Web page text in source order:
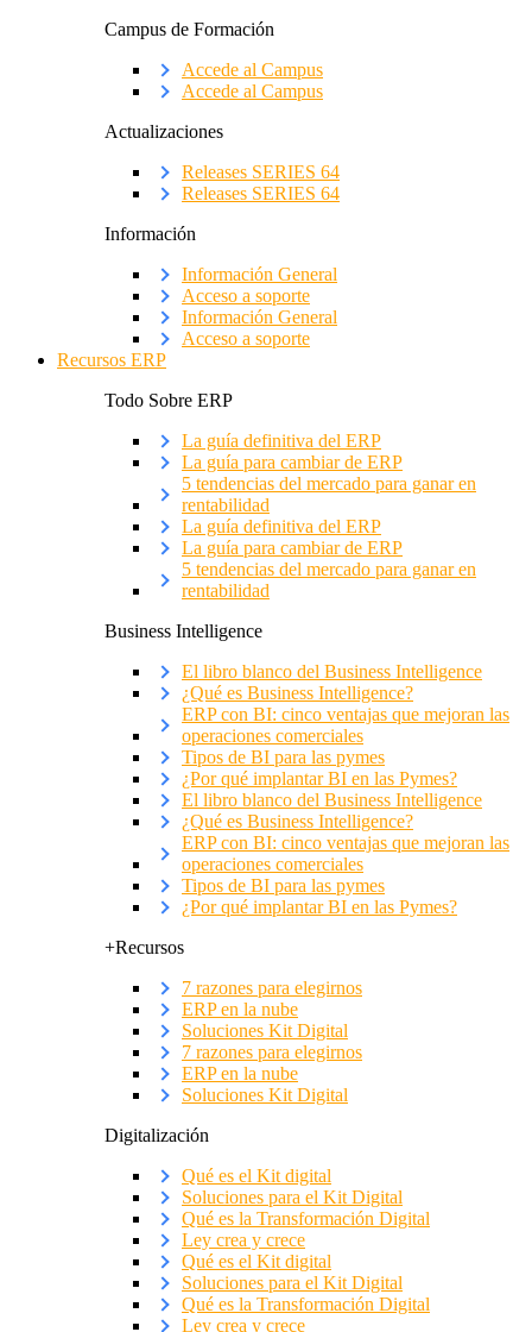
Campus de Formación
Accede al Campus
Accede al Campus
Actualizaciones
Releases SERIES 64
Releases SERIES 64
Información
Información General
Acceso a soporte
Información General
Acceso a soporte
Recursos ERP
Todo Sobre ERP
La guía definitiva del ERP
La guía para cambiar de ERP
5 tendencias del mercado para ganar en
rentabilidad
La guía definitiva del ERP
La guía para cambiar de ERP
5 tendencias del mercado para ganar en
rentabilidad
Business Intelligence
El libro blanco del Business Intelligence
¿Qué es Business Intelligence?
ERP con BI: cinco ventajas que mejoran las
operaciones comerciales
Tipos de BI para las pymes
¿Por qué implantar BI en las Pymes?
El libro blanco del Business Intelligence
¿Qué es Business Intelligence?
ERP con BI: cinco ventajas que mejoran las
operaciones comerciales
Tipos de BI para las pymes
¿Por qué implantar BI en las Pymes?
+Recursos
7 razones para elegirnos
ERP en la nube
Soluciones Kit Digital
7 razones para elegirnos
ERP en la nube
Soluciones Kit Digital
Digitalización
Qué es el Kit digital
Soluciones para el Kit Digital
Qué es la Transformación Digital
Ley crea y crece
Qué es el Kit digital
Soluciones para el Kit Digital
Qué es la Transformación Digital
Ley crea y crece